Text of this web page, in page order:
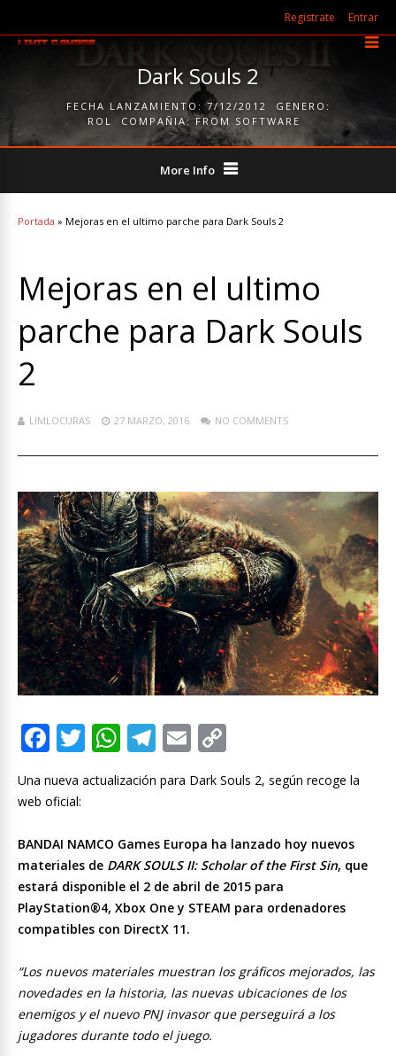
Registrate Entrar
Dark Souls 2
FECHA LANZAMIENTO:7/12/2012
GENERO:
ROL
COMPAÑIA:FROM SOFTWARE
More Info
Portada » Mejoras en el ultimo parche para Dark Souls 2
Mejoras en el ultimo
parche para Dark Souls
2
LIMLOCURAS 27 MARZO, 2016 NO COMMENTS
F
e
o
o
k
T
itt
W
at
A
p
p
T
e
a
m
E
m
ai
o
p
Li
n
k
Una nueva actualización para Dark Souls 2, según recoge la
web oficial:
BANDAI NAMCO Games Europa ha lanzado hoy nuevos
materiales de DARK SOULS II: Scholar of the First Sin, que
estará disponible el 2 de abril de 2015 para
PlayStation®4, Xbox One y STEAM para ordenadores
compatibles con DirectX 11.
“Los nuevos materiales muestran los gráficos mejorados, las
novedades en la historia, las nuevas ubicaciones de los
enemigos y el nuevo PNJ invasor que perseguirá a los
jugadores durante todo el juego.